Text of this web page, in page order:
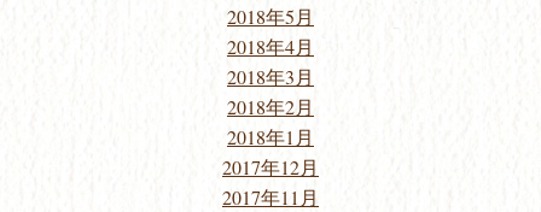
2018年5月
2018年4月
2018年3月
2018年2月
2018年1月
2017年12月
2017年11月